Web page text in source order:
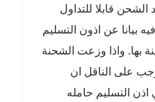
قابلا للتداول
بيانا عن اذون التسليم
بها. واذا وزعت الشحنة
على الناقل ان
التسليم حامله